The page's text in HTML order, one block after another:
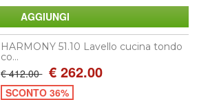
HARMONY 51.10 Lavello cucina tondo
co...
€ 412.00 € 262.00
SCONTO 36%